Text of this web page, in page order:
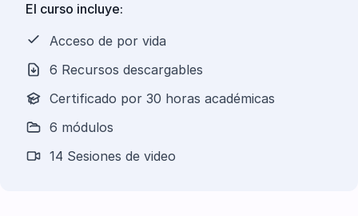
El curso incluye:
Acceso de por vida
6 Recursos descargables
Certificado por 30 horas académicas
6 módulos
14 Sesiones de video